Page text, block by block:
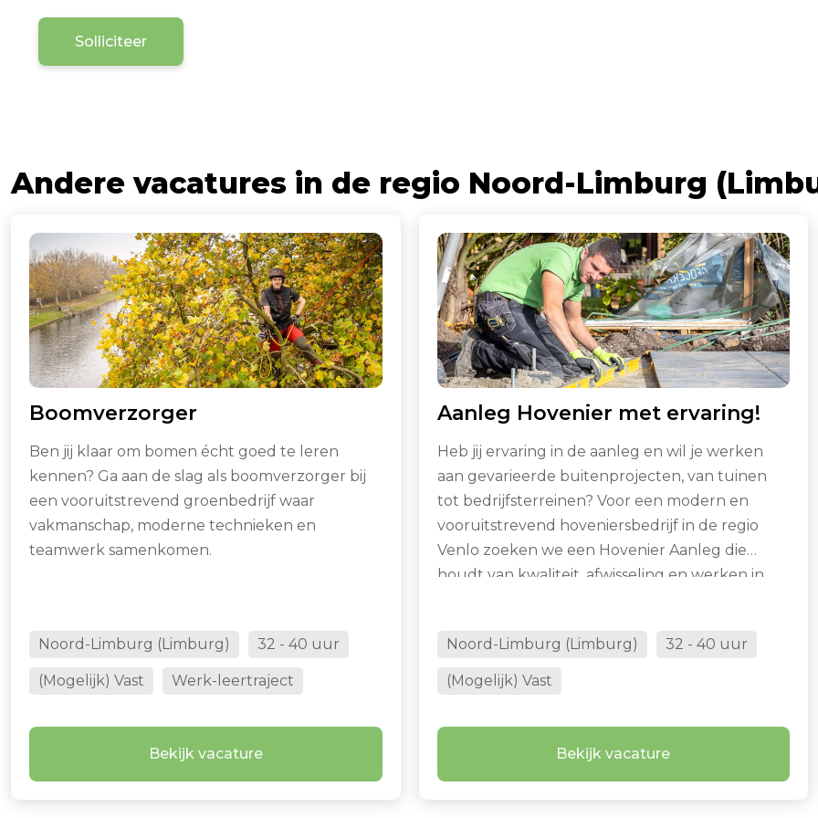
Andere vacatures in de regio Noord-Limburg
Boomverzorger
Ben jij klaar om bomen écht goed te leren
kennen? Ga aan de slag als boomverzorger bij
een vooruitstrevend groenbedrijf waar
vakmanschap, moderne technieken en
teamwerk samenkomen.
Noord-Limburg (Limburg) 32 - 40 uur
(Mogelijk) Vast Werk-leertraject
Bekijk vacature
Aanleg Hovenier met ervaring!
Heb jij ervaring in de aanleg en wil je werken
aan gevarieerde buitenprojecten, van tuinen
tot bedrijfsterreinen? Voor een modern en
vooruitstrevend hoveniersbedrijf in de regio
Venlo zoeken we een Hovenier Aanleg die
houdt van kwaliteit, afwisseling en werken in
Noord-Limburg (Limburg) 32 - 40 uur
(Mogelijk) Vast
Bekijk vacature